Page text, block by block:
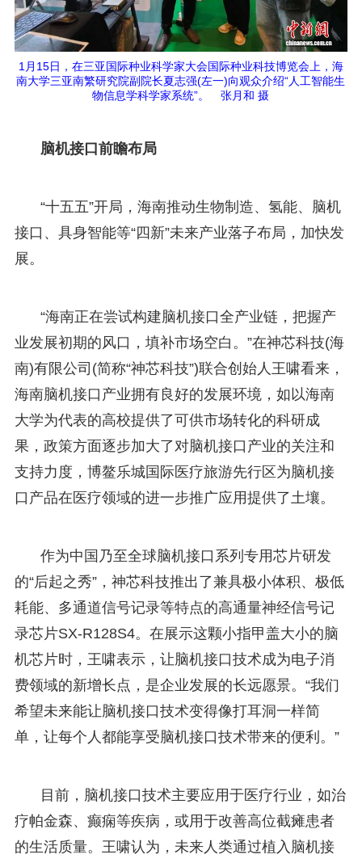
1月15日，在三亚国际种业科学家大会国际种业科技博览会上，海
南大学三亚南繁研究院副院长夏志强(左一)向观众介绍“人工智能生
物信息学科学家系统”。 张月和 摄
脑机接口前瞻布局
“十五五”开局，海南推动生物制造、氢能、脑机
接口、具身智能等“四新”未来产业落子布局，加快发
展。
“海南正在尝试构建脑机接口全产业链，把握产
业发展初期的风口，填补市场空白。”在神芯科技(海
南)有限公司(简称“神芯科技”)联合创始人王啸看来，
海南脑机接口产业拥有良好的发展环境，如以海南
大学为代表的高校提供了可供市场转化的科研成
果，政策方面逐步加大了对脑机接口产业的关注和
支持力度，博鳌乐城国际医疗旅游先行区为脑机接
口产品在医疗领域的进一步推广应用提供了土壤。
作为中国乃至全球脑机接口系列专用芯片研发
的“后起之秀”，神芯科技推出了兼具极小体积、极低
耗能、多通道信号记录等特点的高通量神经信号记
录芯片SX-R128S4。在展示这颗小指甲盖大小的脑
机芯片时，王啸表示，让脑机接口技术成为电子消
费领域的新增长点，是企业发展的长远愿景。“我们
希望未来能让脑机接口技术变得像打耳洞一样简
单，让每个人都能享受脑机接口技术带来的便利。”
目前，脑机接口技术主要应用于医疗行业，如治
疗帕金森、癫痫等疾病，或用于改善高位截瘫患者
的生活质量。王啸认为，未来人类通过植入脑机接